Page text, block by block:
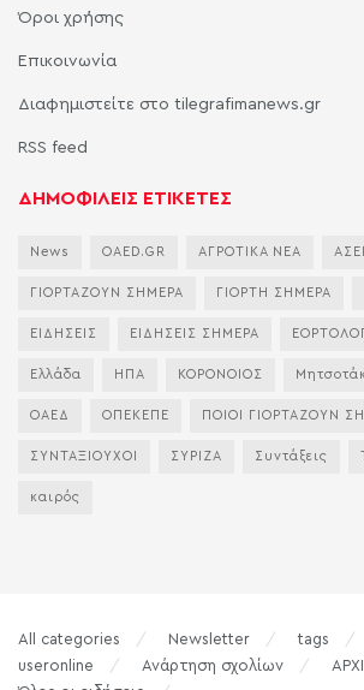
Όροι χρήσης
Επικοινωνία
Διαφημιστείτε στο tilegrafimanews.gr
RSS feed
ΔΗΜΟΦΙΛΕΙΣ ΕΤΙΚΕΤΕΣ
News OAED.GR ΑΓΡΟΤΙΚΑ ΝΕΑ
ΓΙΟΡΤΑΖΟΥΝ ΣΗΜΕΡΑ ΓΙΟΡΤΗ ΣΗΜΕΡΑ
ΕΙΔΗΣΕΙΣ ΕΙΔΗΣΕΙΣ ΣΗΜΕΡΑ
Ελλάδα ΗΠΑ ΚΟΡΟΝΟΙΟΣ
ΟΑΕΔ ΟΠΕΚΕΠΕ ΠΟΙΟΙ ΓΙΟΡΤΑΖΟΥΝ
ΣΥΝΤΑΞΙΟΥΧΟΙ ΣΥΡΙΖΑ Συντάξεις
καιρός
All categories Newsletter tags
useronline
Ανάρτηση σχολίων